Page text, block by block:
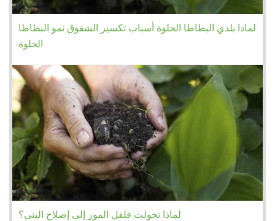
لماذا بلدي البطاطا الحلوة أسباب تكسير الشقوق نمو البطاطا
الحلوة
لماذا تحولت فلفل الموز إلى إصلاح البني؟